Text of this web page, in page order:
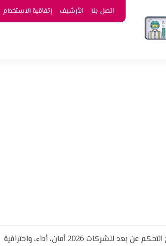
اتصل بنا الأرشيف إتفاقية الاستخدام
بعد للشركات 2026 أمان، أداء، واحترافية